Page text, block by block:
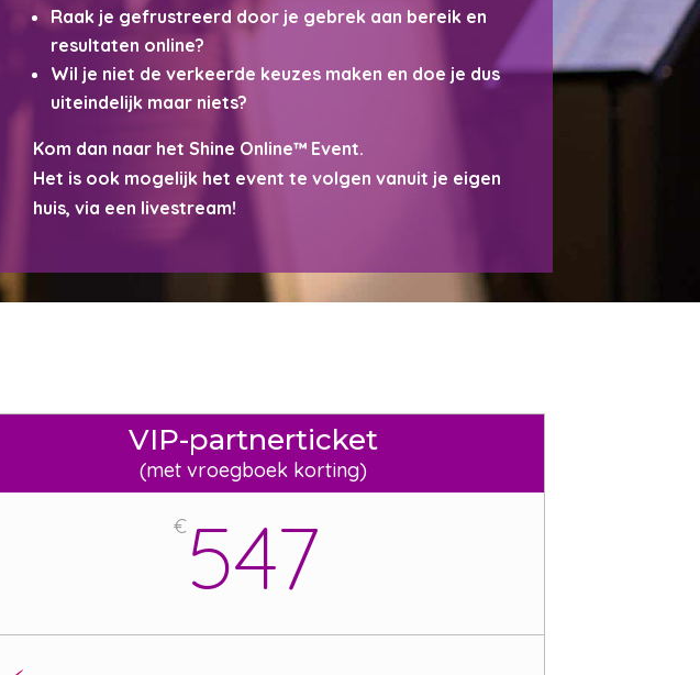
Raak je gefrustreerd door je gebrek aan bereik en
resultaten online?
Wil je niet de verkeerde keuzes maken en doe je dus
uiteindelijk maar niets?
Kom dan naar het Shine Online™ Event.
Het is ook mogelijk het event te volgen vanuit je eigen
huis, via een livestream!
VIP-partnerticket
(met vroegboek korting)
€547